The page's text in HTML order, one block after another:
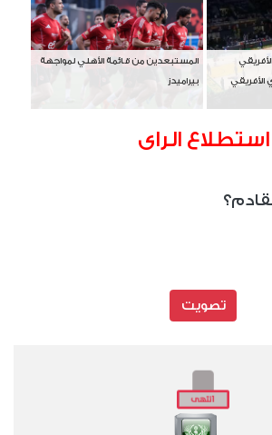
الأفريقي
المستبعدين من قائمة الأهلي لمواجهة
بيراميدز
استطلاع الراى
تصويت